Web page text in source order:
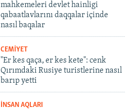
mahkemeleri devlet hainligi
qabaatlavlarını daqqalar içinde
nasıl baqalar
CEMİYET
"Er kes qaça, er kes kete": cenk
Qırımdaki Rusiye turistlerine nasıl
barıp yetti
İNSAN AQLARI